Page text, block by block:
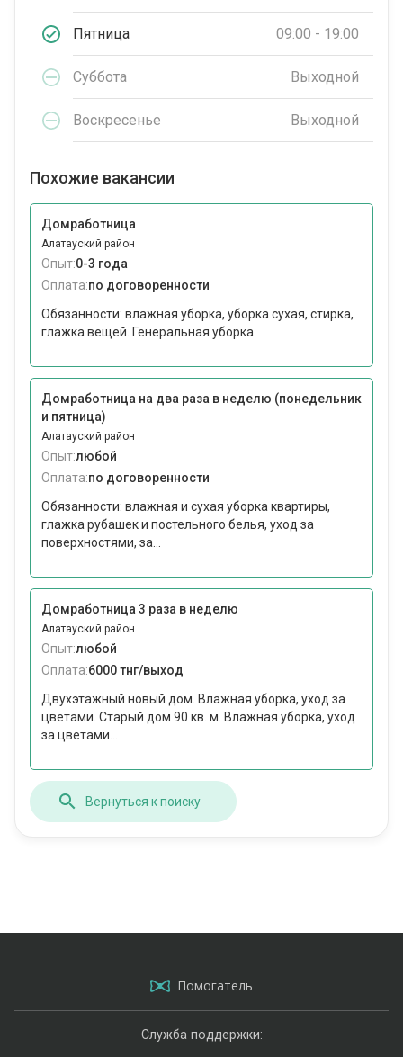
Пятница 09:00 - 19:00
Суббота Выходной
Воскресенье Выходной
Похожие вакансии
Домработница
Алатауский район
Опыт:0-3 года
Оплата:по договоренности
Обязанности: влажная уборка, уборка сухая, стирка,
глажка вещей. Генеральная уборка.
Домработница на два раза в неделю (понедельник
и пятница)
Алатауский район
Опыт:любой
Оплата:по договоренности
Обязанности: влажная и сухая уборка квартиры,
глажка рубашек и постельного белья, уход за
поверхностями, за...
Домработница 3 раза в неделю
Алатауский район
Опыт:любой
Оплата:6000 тнг/выход
Двухэтажный новый дом. Влажная уборка, уход за
цветами. Старый дом 90 кв. м. Влажная уборка, уход
за цветами...
Вернуться к поиску
Помогатель
Служба поддержки: